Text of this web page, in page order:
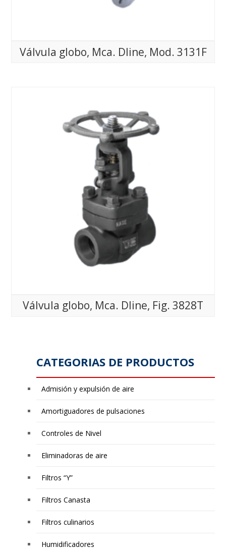
Válvula globo, Mca. Dline, Mod. 3131F
Válvula globo, Mca. Dline, Fig. 3828T
CATEGORIAS DE PRODUCTOS
Admisión y expulsión de aire
Amortiguadores de pulsaciones
Controles de Nivel
Eliminadoras de aire
Filtros “Y”
Filtros Canasta
Filtros culinarios
Humidificadores